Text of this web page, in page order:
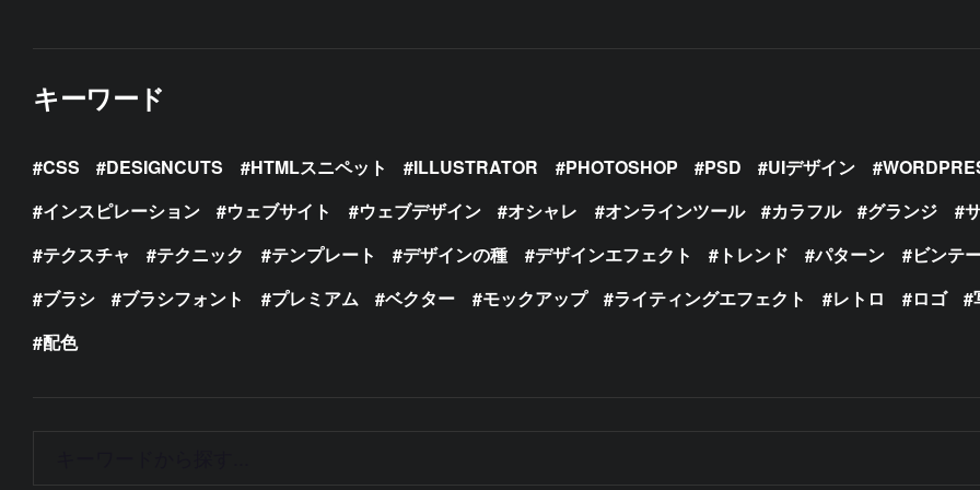
キーワード
CSS DESIGNCUTS HTMLスニペット ILLUSTRATOR PHOTOSHOP PSD UIデザイン
インスピレーション
ウェブサイト ウェブデザイン オシャレ オンラインツール カラフル グランジ
テクスチャ
テクニック テンプレート デザインの種 デザインエフェクト トレンド パターン
ビンテ
ブラシ
ブラシフォント プレミアム ベクター モックアップ ライティングエフェクト レトロ ロゴ
配色